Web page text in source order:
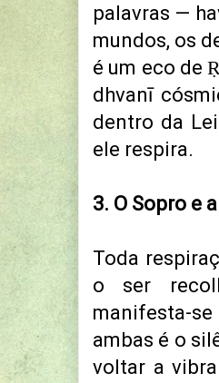
palavras —
mundos, os
é um eco de
dhvanī
dentro da
ele respira.
3. O Sopro e
Toda
o ser
manifesta-se
ambas é o
voltar a